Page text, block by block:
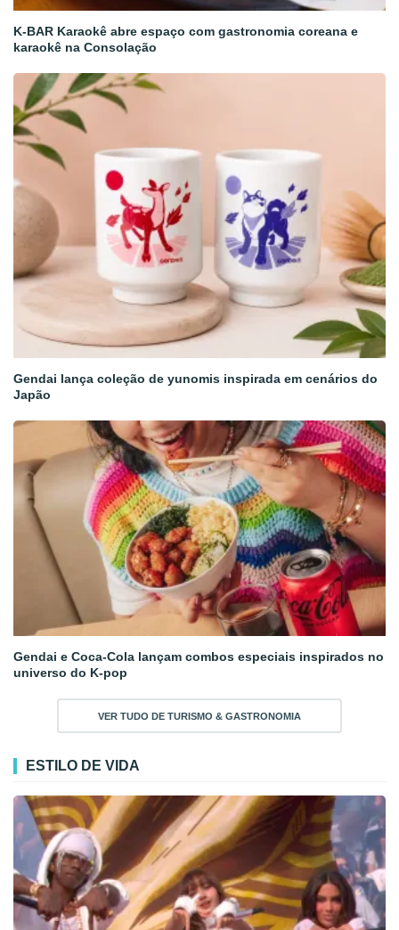
K-BAR Karaokê abre espaço com gastronomia coreana e
karaokê na Consolação
Gendai lança coleção de yunomis inspirada em cenários do
Japão
Gendai e Coca-Cola lançam combos especiais inspirados no
universo do K-pop
VER TUDO DE TURISMO & GASTRONOMIA
ESTILO DE VIDA